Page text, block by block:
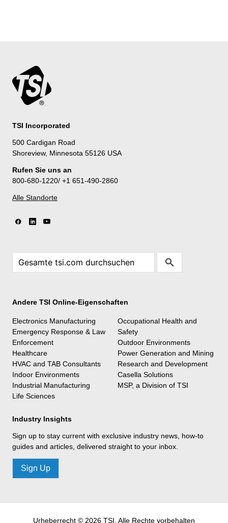
TSI Incorporated
500 Cardigan Road
Shoreview, Minnesota 55126 USA
Rufen Sie uns an
800-680-1220/ +1 651-490-2860
Alle Standorte
Andere TSI Online-Eigenschaften
Electronics Manufacturing
Emergency Response & Law
Enforcement
Healthcare
HVAC and TAB Consultants
Indoor Environments
Industrial Manufacturing
Life Sciences
Occupational Health and
Safety
Outdoor Environments
Power Generation and Mining
Research and Development
Casella Solutions
MSP, a Division of TSI
Industry Insights
Sign up to stay current with exclusive industry news, how-to
guides and articles, delivered straight to your inbox.
Sign Up
Urheberrecht © 2026 TSI, Alle Rechte vorbehalten